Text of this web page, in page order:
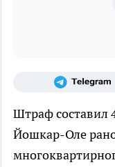
Штраф составил
Йошкар-Оле